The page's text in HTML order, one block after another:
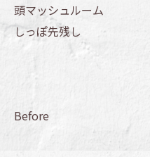
頭マッシュルーム
しっぽ先残し
Before